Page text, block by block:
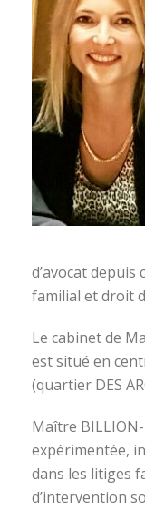
d’avocat
familial et droit
Le cabinet de
est situé en
(quartier DES
Maître
expérimentée,
dans les litiges
d’intervention